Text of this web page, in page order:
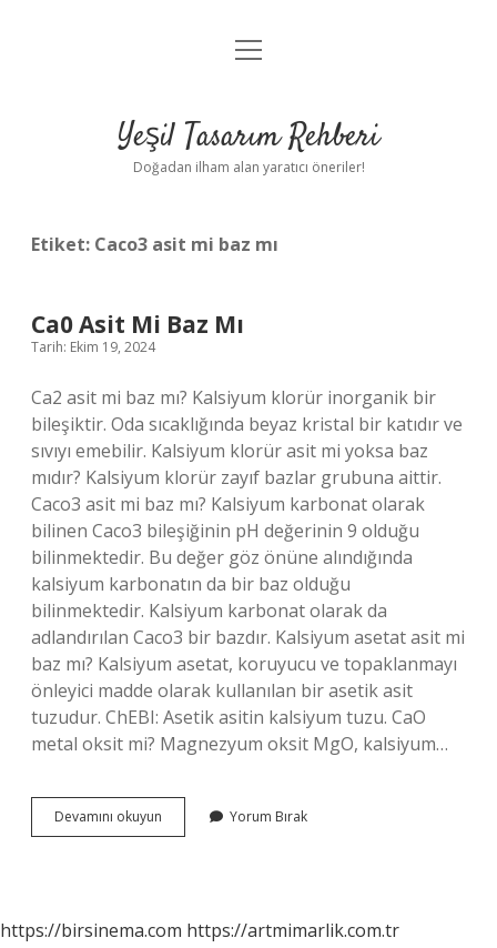
Anasayfa
Yasal Uyarı
menüyü
Yeşil Tasarım Rehberi
Doğadan ilham alan yaratıcı öneriler!
Etiket: Caco3 asit mi baz mı
Ca0 Asit Mi Baz Mı
Tarih: Ekim 19, 2024
Ca2 asit mi baz mı? Kalsiyum klorür inorganik bir
bileşiktir. Oda sıcaklığında beyaz kristal bir katıdır ve
sıvıyı emebilir. Kalsiyum klorür asit mi yoksa baz
mıdır? Kalsiyum klorür zayıf bazlar grubuna aittir.
Caco3 asit mi baz mı? Kalsiyum karbonat olarak
bilinen Caco3 bileşiğinin pH değerinin 9 olduğu
bilinmektedir. Bu değer göz önüne alındığında
kalsiyum karbonatın da bir baz olduğu
bilinmektedir. Kalsiyum karbonat olarak da
adlandırılan Caco3 bir bazdır. Kalsiyum asetat asit mi
baz mı? Kalsiyum asetat, koruyucu ve topaklanmayı
önleyici madde olarak kullanılan bir asetik asit
tuzudur. ChEBI: Asetik asitin kalsiyum tuzu. CaO
metal oksit mi? Magnezyum oksit MgO, kalsiyum…
Devamını okuyun
Asit
Yorum Bırak
https://birsinema.com https://artmimarlik.com.tr